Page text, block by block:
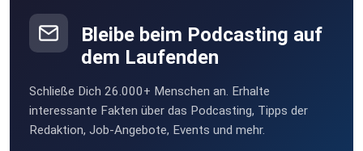
Bleibe beim Podcasting auf
dem Laufenden
Schließe Dich 26.000+ Menschen an. Erhalte
interessante Fakten über das Podcasting, Tipps der
Redaktion, Job-Angebote, Events und mehr.